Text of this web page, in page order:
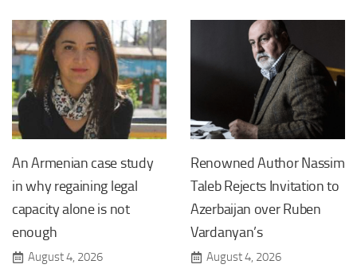
An Armenian case study
in why regaining legal
capacity alone is not
enough
August 4, 2026
Renowned Author Nassim
Taleb Rejects Invitation to
Azerbaijan over Ruben
Vardanyan’s
August 4, 2026